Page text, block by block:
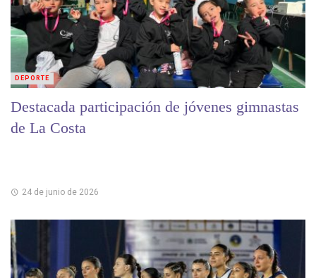
Destacada participación de jóvenes gimnastas
de La Costa
24 de junio de 2026
DEPORTE